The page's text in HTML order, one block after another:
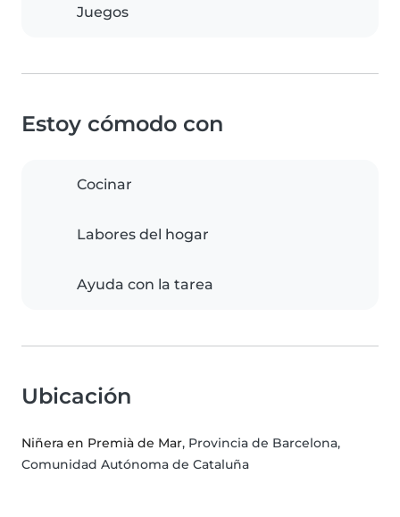
Juegos
Estoy cómodo con
Cocinar
Labores del hogar
Ayuda con la tarea
Ubicación
Niñera en Premià de Mar, Provincia de Barcelona,
Comunidad Autónoma de Cataluña